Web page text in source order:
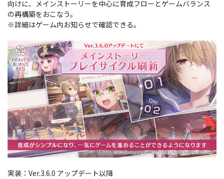
向けに、メインストーリーを中心に育成フローとゲームバランス
の再構築をおこなう。
※詳細はゲーム内お知らせで確認できる。
実装：Ver.3.6.0 アップデート以降